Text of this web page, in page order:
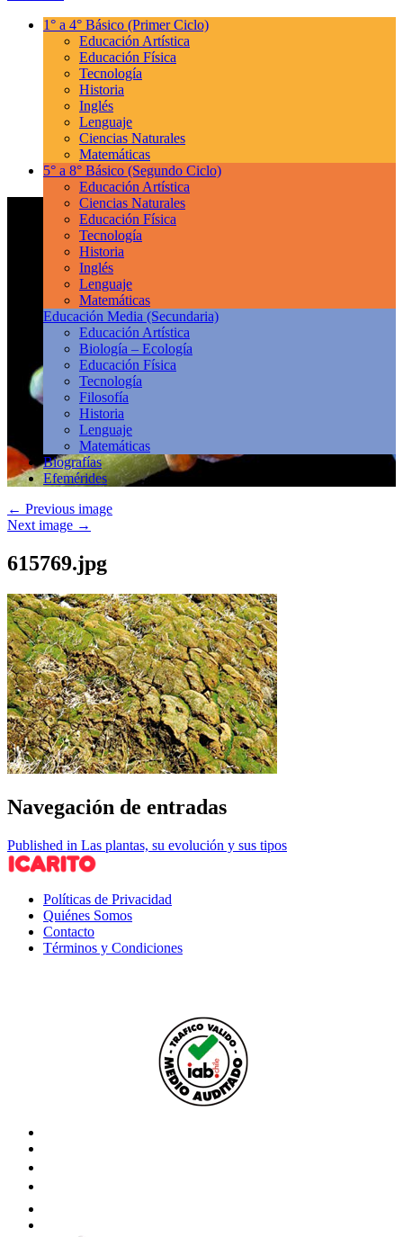
1° a 4° Básico (Primer Ciclo)
Educación Artística
Educación Física
Tecnología
Historia
Inglés
Lenguaje
Ciencias Naturales
Matemáticas
5° a 8° Básico (Segundo Ciclo)
Educación Artística
Ciencias Naturales
Educación Física
Tecnología
Historia
Inglés
Lenguaje
Matemáticas
Educación Media (Secundaria)
Educación Artística
Biología – Ecología
Educación Física
Tecnología
Filosofía
Historia
Lenguaje
Matemáticas
Biografías
Efemérides
← Previous image
Next image →
615769.jpg
Navegación de entradas
Published in Las plantas, su evolución y sus tipos
Políticas de Privacidad
Quiénes Somos
Contacto
Términos y Condiciones